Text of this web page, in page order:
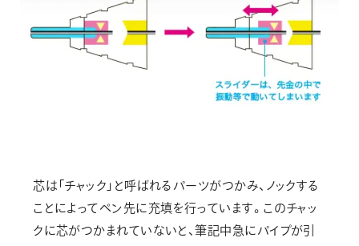
芯は「チャック」と呼ばれるパーツがつかみ、ノックする
ことによってペン先に充填を行っています。このチャッ
クに芯がつかまれていないと、筆記中急にパイプが引